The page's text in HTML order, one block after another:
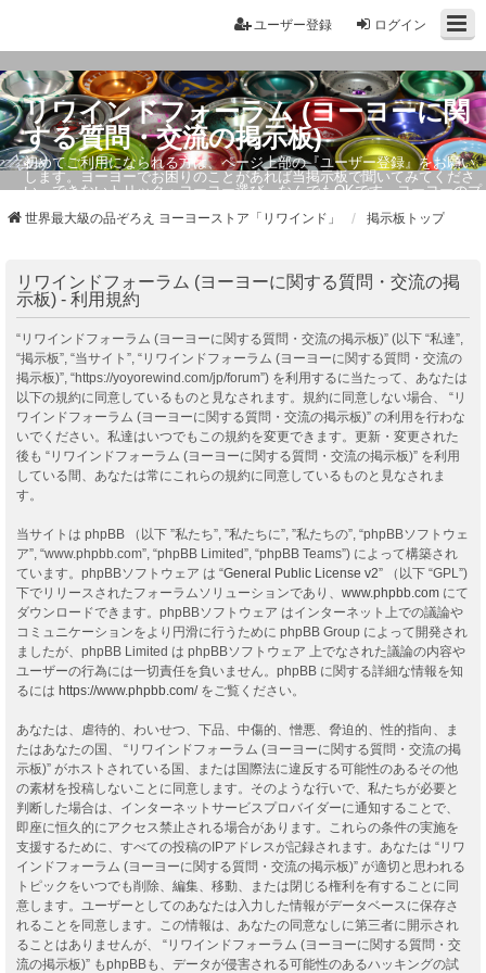
ログイン
ユーザー登録
リワインドフォーラム (ヨーヨーに関
する質問・交流の掲示板)
初めてご利用になられる方は、ページ上部の『ユーザー登録』をお願い
します。ヨーヨーでお困りのことがあれば当掲示板で聞いてみてくださ
い。できないトリック・ヨーヨー選び、なんでもOKです。ヨーヨーのプ
世界最大級の品ぞろえ ヨーヨーストア「リワインド」 掲示板トップ
リワインドフォーラム (ヨーヨーに関する質問・交流の掲
示板) - 利用規約
“リワインドフォーラム (ヨーヨーに関する質問・交流の掲示板)” (以下 “私達”,
“掲示板”, “当サイト”, “リワインドフォーラム (ヨーヨーに関する質問・交流の
掲示板)”, “https://yoyorewind.com/jp/forum”) を利用するに当たって、あなたは
以下の規約に同意しているものと見なされます。規約に同意しない場合、 “リ
ワインドフォーラム (ヨーヨーに関する質問・交流の掲示板)” の利用を行わな
いでください。私達はいつでもこの規約を変更できます。更新・変更された
後も “リワインドフォーラム (ヨーヨーに関する質問・交流の掲示板)” を利用
している間、あなたは常にこれらの規約に同意しているものと見なされま
す。
当サイトは phpBB （以下 ”私たち”, ”私たちに”, ”私たちの”, “phpBBソフトウェ
ア”, “www.phpbb.com”, “phpBB Limited”, “phpBB Teams”) によって構築され
ています。phpBBソフトウェア は “General Public License v2” （以下 “GPL”)
下でリリースされたフォーラムソリューションであり、 www.phpbb.com にて
ダウンロードできます。phpBBソフトウェア はインターネット上での議論や
コミュニケーションをより円滑に行うために phpBB Group によって開発され
ましたが、phpBB Limited は phpBBソフトウェア 上でなされた議論の内容や
ユーザーの行為には一切責任を負いません。phpBB に関する詳細な情報を知
るには https://www.phpbb.com/をご覧ください。
あなたは、虐待的、わいせつ、下品、中傷的、憎悪、脅迫的、性的指向、ま
たはあなたの国、 “リワインドフォーラム (ヨーヨーに関する質問・交流の掲
示板)” がホストされている国、または国際法に違反する可能性のあるその他
の素材を投稿しないことに同意します。そのような行いで、私たちが必要と
判断した場合は、インターネットサービスプロバイダーに通知することで、
即座に恒久的にアクセス禁止される場合があります。これらの条件の実施を
支援するために、すべての投稿のIPアドレスが記録されます。あなたは “リワ
インドフォーラム (ヨーヨーに関する質問・交流の掲示板)” が適切と思われる
トピックをいつでも削除、編集、移動、または閉じる権利を有することに同
意します。ユーザーとしてのあなたは入力した情報がデータベースに保存さ
れることを同意します。この情報は、あなたの同意なしに第三者に開示され
ることはありませんが、 “リワインドフォーラム (ヨーヨーに関する質問・交
流の掲示板)” もphpBBも、データが侵害される可能性のあるハッキングの試